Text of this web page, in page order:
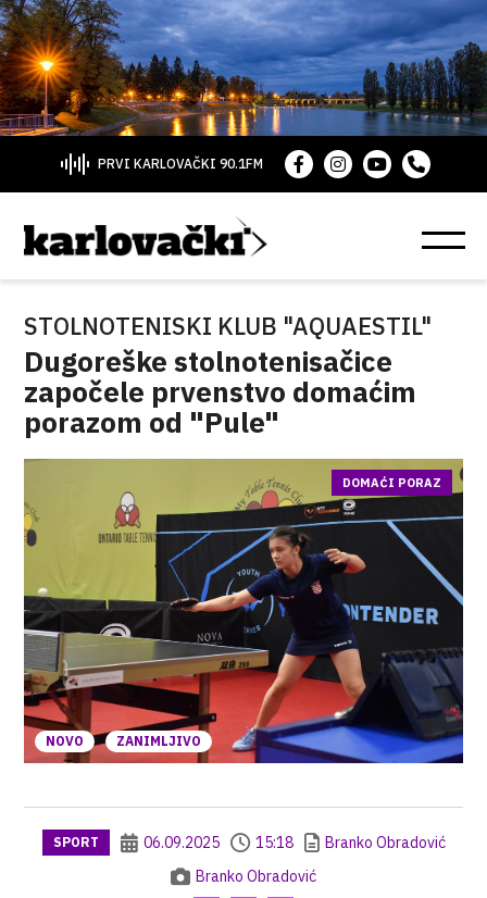
PRVI KARLOVAČKI 90.1FM
STOLNOTENISKI KLUB "AQUAESTIL"
Dugoreške stolnotenisačice
započele prvenstvo domaćim
porazom od "Pule"
NOVO ZANIMLJIVO
DOMAĆI PORAZ
SPORT 06.09.2025 15:18
Branko Obradović
Branko Obradović